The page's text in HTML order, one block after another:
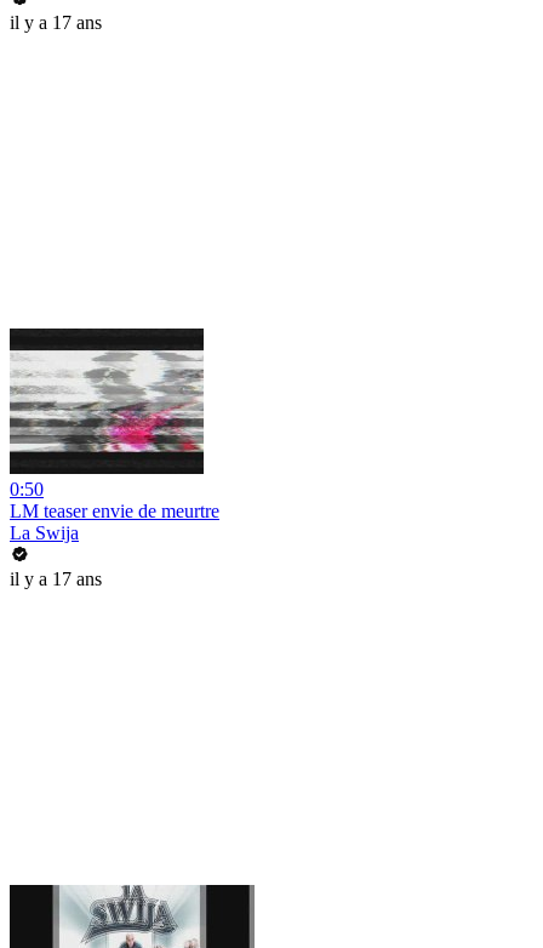
il y a 17 ans
0:50
LM teaser envie de meurtre
La Swija
il y a 17 ans